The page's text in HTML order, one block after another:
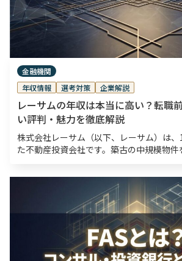
金融機関
年収情報
選考対策 企業解説
レーサムの年収は本当に高い？転職
い評判・魅力を徹底解説
株式会社レーサム（以下、レーサム）は
た不動産投資会社です。築古の中規模物
ラ」を強みとしています。 ヒューリック